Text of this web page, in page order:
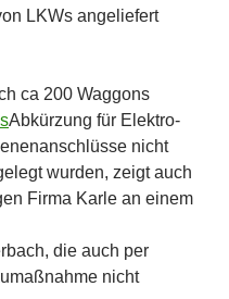
LKWs angeliefert
ca 200 Waggons
Abkürzung für Elektro-
nicht
wurden, zeigt auch
Firma Karle an einem
die auch per
nicht